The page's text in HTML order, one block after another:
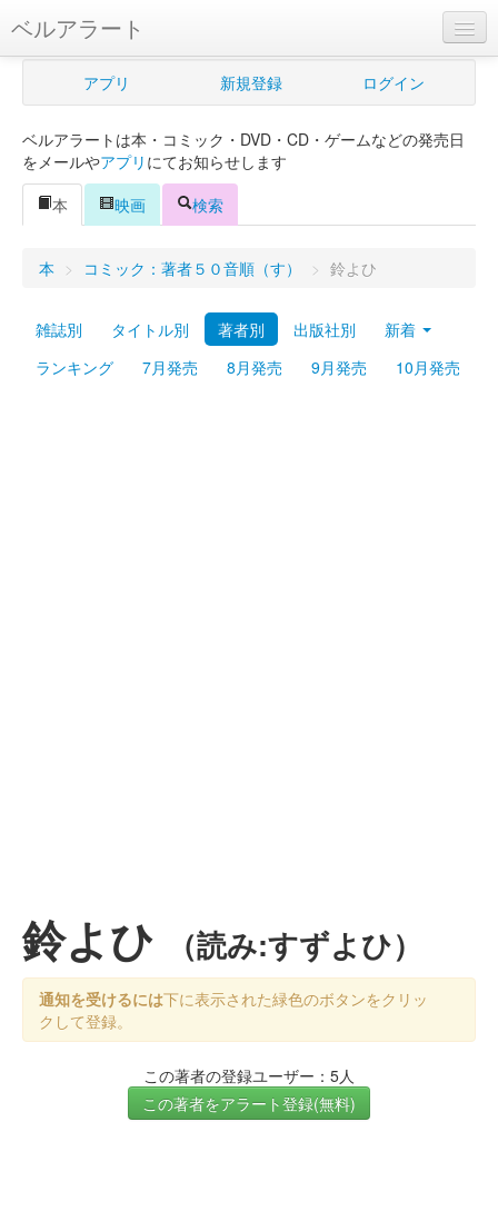
ベルアラート
ベルアラートとは
新規登録
ログイン
Myシェルフ
プレミアム
アプリ 新規登録 ログイン
ベルアラートは本・コミック・DVD・CD・ゲームなどの発売日
をメールやアプリ にてお知らせします
本
映画 検索
本 > コミック：著者５０音順（す） > 鈴よひ
雑誌別 タイトル別 著者別 出版社別
新着
ランキング
7月発売 8月発売 9月発売 10月発売
鈴よひ （読み:すずよひ）
通知を受けるには下に表示された緑色のボタンをクリッ
クして登録。
この著者の登録ユーザー：5人
この著者をアラート登録(無料)